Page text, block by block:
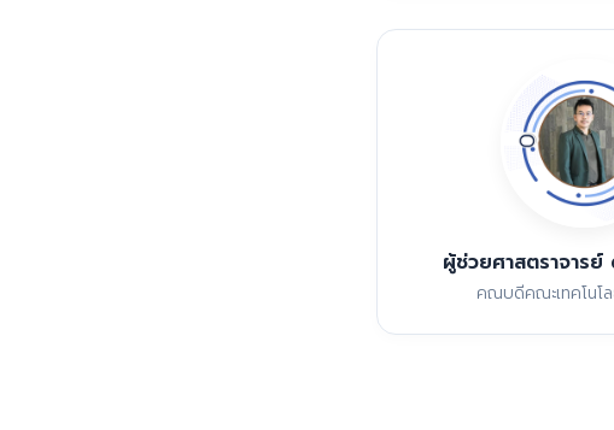
ผู้ช่วยศาสตราจารย์
คณบดีคณะเทคโนโ